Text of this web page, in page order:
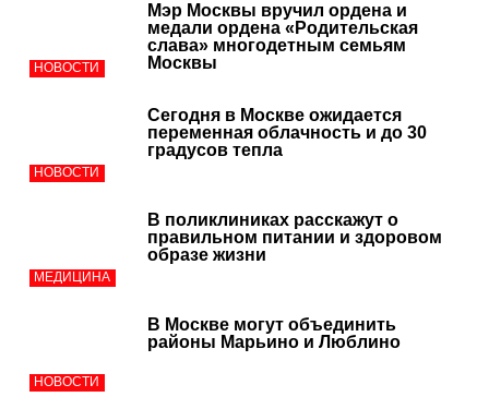
НОВОСТИ
Мэр Москвы вручил ордена и
медали ордена «Родительская
слава» многодетным семьям
Москвы
НОВОСТИ
Сегодня в Москве ожидается
переменная облачность и до 30
градусов тепла
МЕДИЦИНА
В поликлиниках расскажут о
правильном питании и здоровом
образе жизни
НОВОСТИ
В Москве могут объединить
районы Марьино и Люблино